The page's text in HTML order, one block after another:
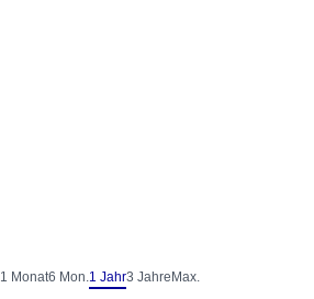
1 Monat6 Mon.1 Jahr3 Jahre Max.